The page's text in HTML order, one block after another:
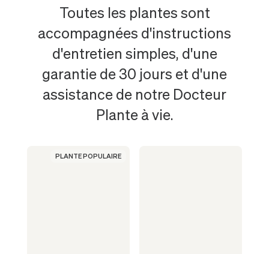
PLANTES
LES
PLUS
POPULAIRES
Toutes les plantes sont
accompagnées d'instructions
d'entretien simples, d'une
garantie de 30 jours et d'une
assistance de notre Docteur
Plante à vie.
PLANTE POPULAIRE